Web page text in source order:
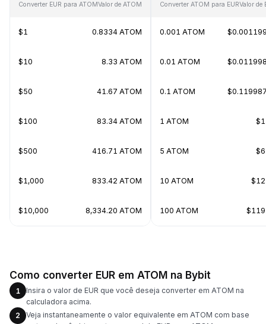
Converter EUR para ATOMValor de ATOM
$1 0.8334 ATOM
$10 8.33 ATOM
$50 41.67 ATOM
$100 83.34 ATOM
$500 416.71 ATOM
$1,000 833.42 ATOM
$10,000 8,334.20 ATOM
Converter ATOM para EURValor de
0.001 ATOM
0.01 ATOM
0.1 ATOM
1 ATOM
5 ATOM
10 ATOM
100 ATOM
Como converter EUR em ATOM na Bybit
1
Insira o valor de EUR que você deseja converter em ATOM na
calculadora acima.
2
Veja instantaneamente o valor equivalente em ATOM com base